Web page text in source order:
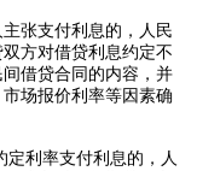
张支付利息的，人民
方对借贷利息约定不
借贷合同的内容，并
场报价利率等因素确
利率支付利息的，人